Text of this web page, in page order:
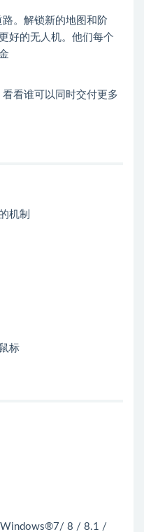
。解锁新的地图和阶
好的无人机。他们每个
看谁可以同时交付更多
机制
标
8 / 8.1 /